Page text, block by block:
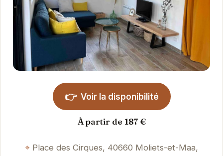
👉 Voir la disponibilité
À partir de 187 €
Place des Cirques, 40660 Moliets-et-Maa,